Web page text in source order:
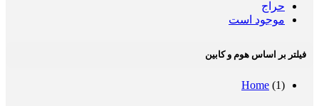
حراج
موجود است
فیلتر بر اساس هوم و کابین
Home (1)